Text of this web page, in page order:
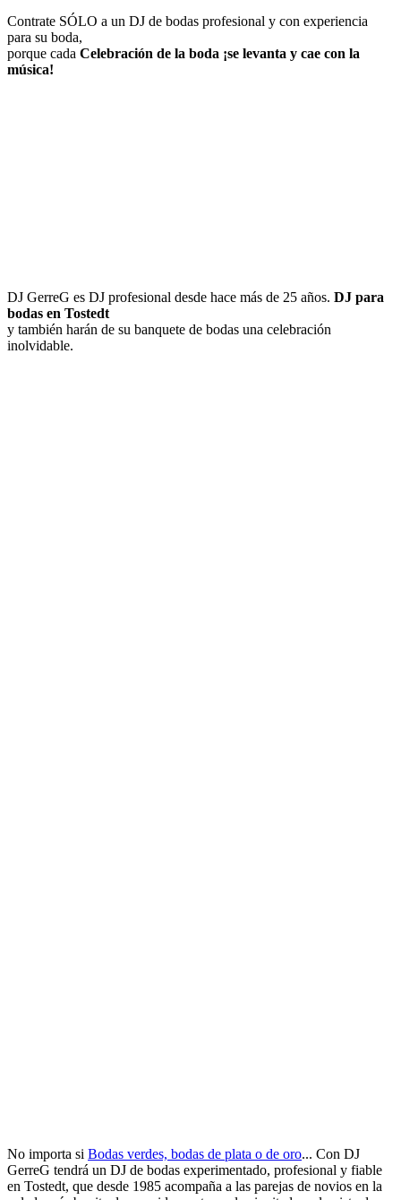
Contrate SÓLO a un DJ de bodas profesional y con experiencia
para su boda,
porque cada Celebración de la boda ¡se levanta y cae con la
música!
DJ GerreG es DJ profesional desde hace más de 25 años. DJ para
bodas en Tostedt
y también harán de su banquete de bodas una celebración
inolvidable.
No importa si Bodas verdes, bodas de plata o de oro... Con DJ
GerreG tendrá un DJ de bodas experimentado, profesional y fiable
en Tostedt, que desde 1985 acompaña a las parejas de novios en la